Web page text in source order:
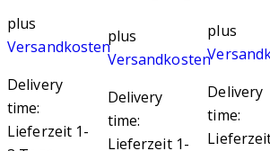
plus
Versandkosten
Delivery
time:
Lieferzeit 1-
plus
Versandkosten
Delivery
time:
Lieferzeit 1-
plus
Delivery
time: